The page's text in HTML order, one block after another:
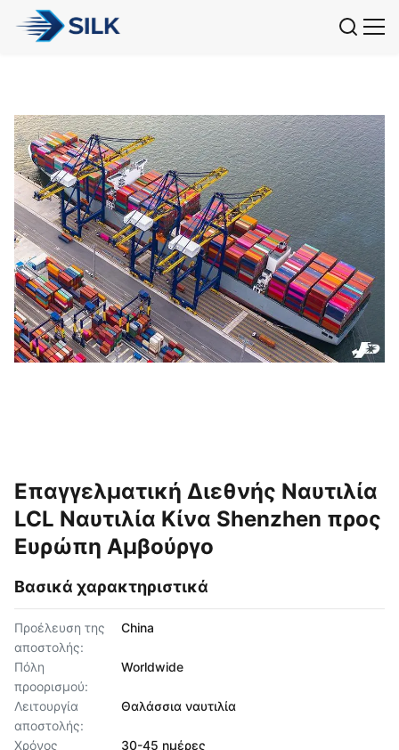
Επαγγελματική Διεθνής Ναυτιλία
LCL Ναυτιλία Κίνα Shenzhen προς
Ευρώπη Αμβούργο
Βασικά χαρακτηριστικά
Προέλευση της
αποστολής:
China
Πόλη
προορισμού:
Worldwide
Λειτουργία
αποστολής:
Θαλάσσια ναυτιλία
Χρόνος
30-45 ημέρες